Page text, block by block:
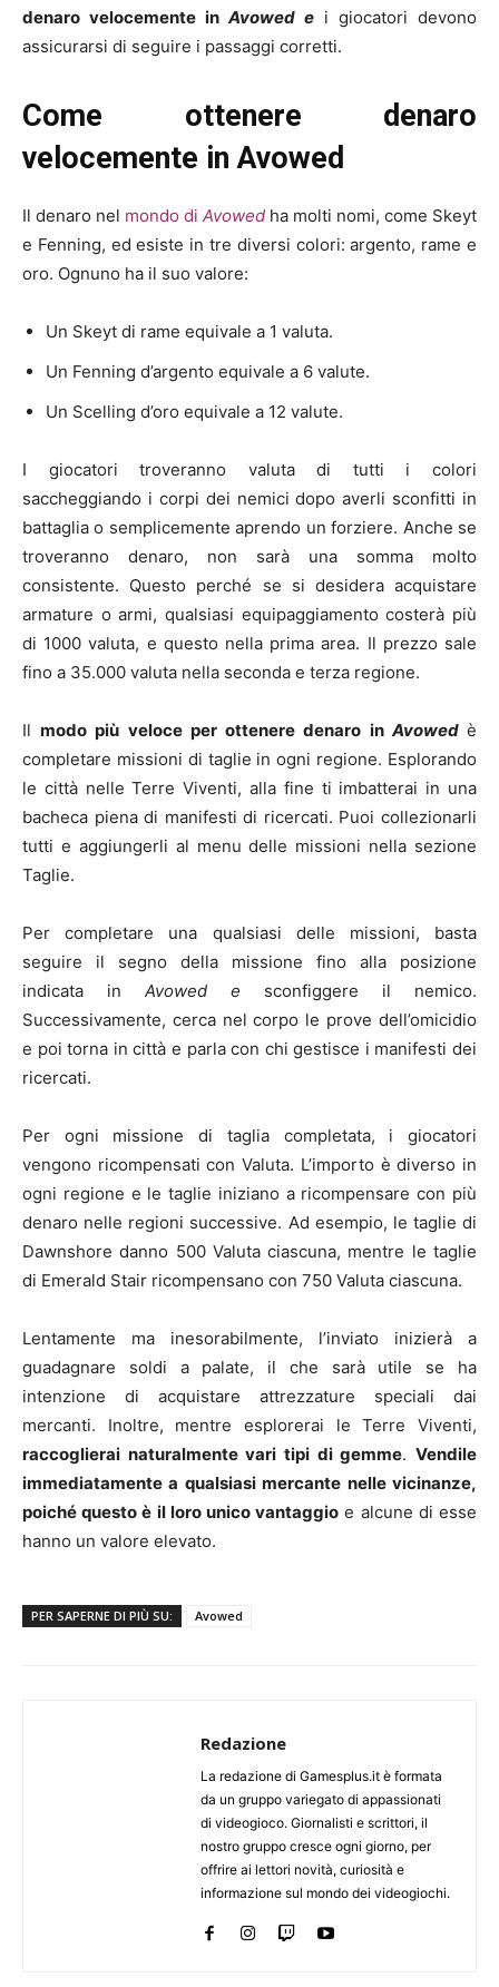
denaro velocemente in Avowed e i giocatori devono
assicurarsi di seguire i passaggi corretti.
Come ottenere denaro
velocemente in Avowed
Il denaro nel mondo di Avowed ha molti nomi, come Skeyt
e Fenning, ed esiste in tre diversi colori: argento, rame e
oro. Ognuno ha il suo valore:
Un Skeyt di rame equivale a 1 valuta.
Un Fenning d’argento equivale a 6 valute.
Un Scelling d’oro equivale a 12 valute.
I giocatori troveranno valuta di tutti i colori
saccheggiando i corpi dei nemici dopo averli sconfitti in
battaglia o semplicemente aprendo un forziere. Anche se
troveranno denaro, non sarà una somma molto
consistente. Questo perché se si desidera acquistare
armature o armi, qualsiasi equipaggiamento costerà più
di 1000 valuta, e questo nella prima area. Il prezzo sale
fino a 35.000 valuta nella seconda e terza regione.
Ilmodo più veloce per ottenere denaro in Avowedè
completare missioni di taglie in ogni regione. Esplorando
le città nelle Terre Viventi, alla fine ti imbatterai in una
bacheca piena di manifesti di ricercati. Puoi collezionarli
tutti e aggiungerli al menu delle missioni nella sezione
Taglie.
Per completare una qualsiasi delle missioni, basta
seguire il segno della missione fino alla posizione
indicata in Avowed e sconfiggere il nemico.
Successivamente, cerca nel corpo le prove dell’omicidio
e poi torna in città e parla con chi gestisce i manifesti dei
ricercati.
Per ogni missione di taglia completata, i giocatori
vengono ricompensati con Valuta. L’importo è diverso in
ogni regione e le taglie iniziano a ricompensare con più
denaro nelle regioni successive. Ad esempio, le taglie di
Dawnshore danno 500 Valuta ciascuna, mentre le taglie
di Emerald Stair ricompensano con 750 Valuta ciascuna.
Lentamente ma inesorabilmente, l’inviato inizierà a
guadagnare soldi a palate, il che sarà utile se ha
intenzione di acquistare attrezzature speciali dai
mercanti. Inoltre, mentre esplorerai le Terre Viventi,
raccoglierai naturalmente vari tipi di gemme.Vendile
immediatamente a qualsiasi mercante nelle vicinanze,
poiché questo è il loro unico vantaggio e alcune di esse
hanno un valore elevato.
PER SAPERNE DI PIÙ SU: Avowed
Redazione
La redazione di Gamesplus.it è formata
da un gruppo variegato di appassionati
di videogioco. Giornalisti e scrittori, il
nostro gruppo cresce ogni giorno, per
offrire ai lettori novità, curiosità e
informazione sul mondo dei videogiochi.